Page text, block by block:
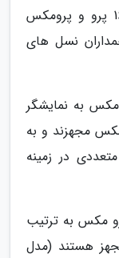
به گزارش خبرگزاری خبرنگاران ، آیفون 16 پرو و پرومکس
نسل های
16 پرو و آیفون 16 پرو مکس به نمایشگر
15 پرو و آیفون 15 پرو مکس مجهزند و به
در زمینه
گوید آیفون 16 پرو و آیفون 16 پرو مکس به ترتیب
و 6.9 اینچی مجهز هستند (مدل